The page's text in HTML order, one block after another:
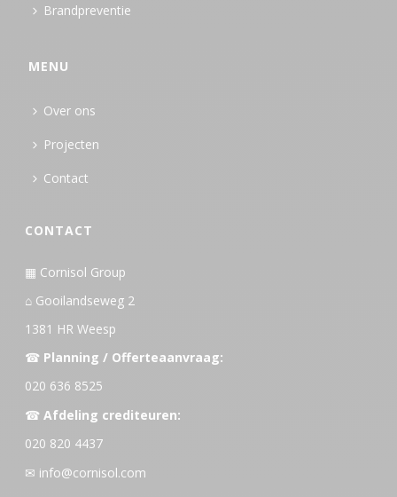
Brandpreventie
MENU
Over ons
Projecten
Contact
CONTACT
▦ Cornisol Group
⌂ Gooilandseweg 2
1381 HR Weesp
☎ Planning / Offerteaanvraag:
020 636 8525
☎Afdeling crediteuren:
020 820 4437
✉ info@cornisol.com